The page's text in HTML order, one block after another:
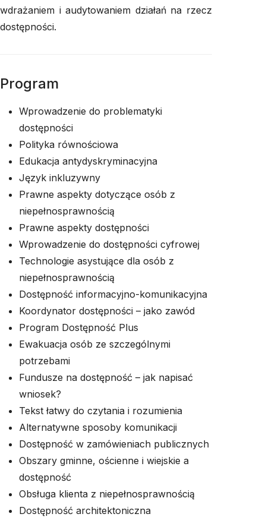
wdrażaniem i audytowaniem działań na rzecz
dostępności.
Program
Wprowadzenie do problematyki
dostępności
Polityka równościowa
Edukacja antydyskryminacyjna
Język inkluzywny
Prawne aspekty dotyczące osób z
niepełnosprawnością
Prawne aspekty dostępności
Wprowadzenie do dostępności cyfrowej
Technologie asystujące dla osób z
niepełnosprawnością
Dostępność informacyjno-komunikacyjna
Koordynator dostępności – jako zawód
Program Dostępność Plus
Ewakuacja osób ze szczególnymi
potrzebami
Fundusze na dostępność – jak napisać
wniosek?
Tekst łatwy do czytania i rozumienia
Alternatywne sposoby komunikacji
Dostępność w zamówieniach publicznych
Obszary gminne, ościenne i wiejskie a
dostępność
Obsługa klienta z niepełnosprawnością
Dostępność architektoniczna